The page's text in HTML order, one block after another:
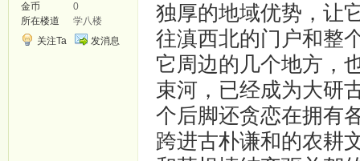
金币
0
所在楼道
学八楼
关注Ta
发消息
独厚的地域优势，让
往滇西北的门户和整
它周边的几个地方，
束河，已经成为大研
个后脚还贪恋在拥有
跨进古朴谦和的农耕